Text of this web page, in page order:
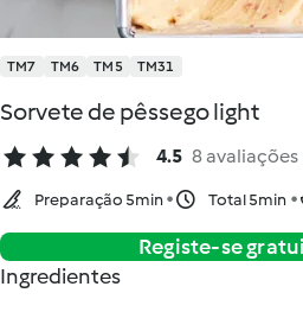
TM7 TM6 TM5 TM31
Sorvete de pêssego light
4.5 8 avaliações
Preparação 5min Total 5min
Registe-se
Ingredientes